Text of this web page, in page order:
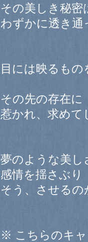
その美しき秘密
わずかに透き通
目には映るもの
その先の存在に
惹かれ、求めて
夢のような美し
感情を揺さぶり
そう、させる
※ こちらのキ